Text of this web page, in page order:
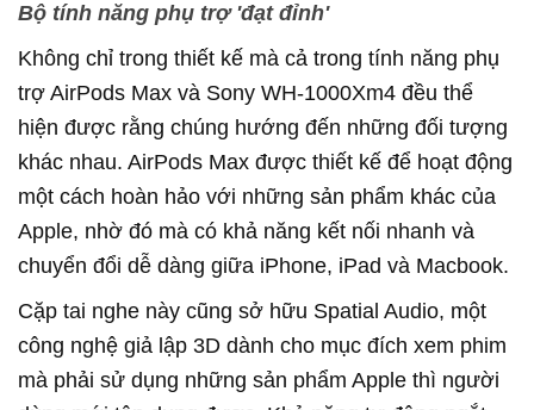
Bộ tính năng phụ trợ 'đạt đỉnh'
Không chỉ trong thiết kế mà cả trong tính năng phụ
trợ AirPods Max và Sony WH-1000Xm4 đều thể
hiện được rằng chúng hướng đến những đối tượng
khác nhau. AirPods Max được thiết kế để hoạt động
một cách hoàn hảo với những sản phẩm khác của
Apple, nhờ đó mà có khả năng kết nối nhanh và
chuyển đổi dễ dàng giữa iPhone, iPad và Macbook.
Cặp tai nghe này cũng sở hữu Spatial Audio, một
công nghệ giả lập 3D dành cho mục đích xem phim
mà phải sử dụng những sản phẩm Apple thì người